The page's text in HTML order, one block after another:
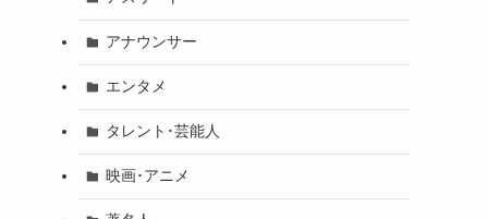
アナウンサー
エンタメ
タレント･芸能人
映画･アニメ